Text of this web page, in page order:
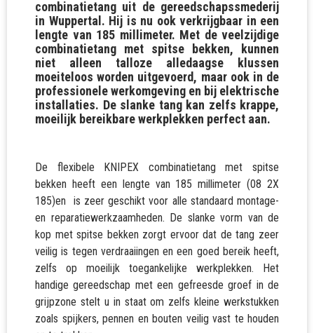
combinatietang uit de gereedschapssmederij
in Wuppertal. Hij is nu ook verkrijgbaar in een
lengte van 185 millimeter. Met de veelzijdige
combinatietang met spitse bekken, kunnen
niet alleen talloze alledaagse klussen
moeiteloos worden uitgevoerd, maar ook in de
professionele werkomgeving en bij elektrische
installaties. De slanke tang kan zelfs krappe,
moeilijk bereikbare werkplekken perfect aan.
De flexibele KNIPEX combinatietang met spitse
bekken heeft een lengte van 185 millimeter (08 2X
185)en is zeer geschikt voor alle standaard montage-
en reparatiewerkzaamheden. De slanke vorm van de
kop met spitse bekken zorgt ervoor dat de tang zeer
veilig is tegen verdraaiingen en een goed bereik heeft,
zelfs op moeilijk toegankelijke werkplekken. Het
handige gereedschap met een gefreesde groef in de
grijpzone stelt u in staat om zelfs kleine werkstukken
zoals spijkers, pennen en bouten veilig vast te houden